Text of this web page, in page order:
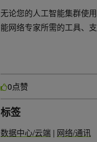
无论您的人工智能集群使
能网络专家所需的工具、支
0点赞
标签
数据中心/云端 | 网络/通讯